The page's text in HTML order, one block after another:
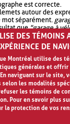
est correcte.
autour des
séparément.
que"garage à
recherche avec
plus de résultat que
DES TÉMOINS
DE
Montréal utilise des
générales et
naviguant sur le site,
les modalités
les témoins de
Pour en savoir plus
la protection de vos